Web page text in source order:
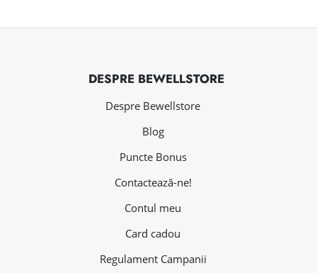
DESPRE BEWELLSTORE
Despre Bewellstore
Blog
Puncte Bonus
Contactează-ne!
Contul meu
Card cadou
Regulament Campanii